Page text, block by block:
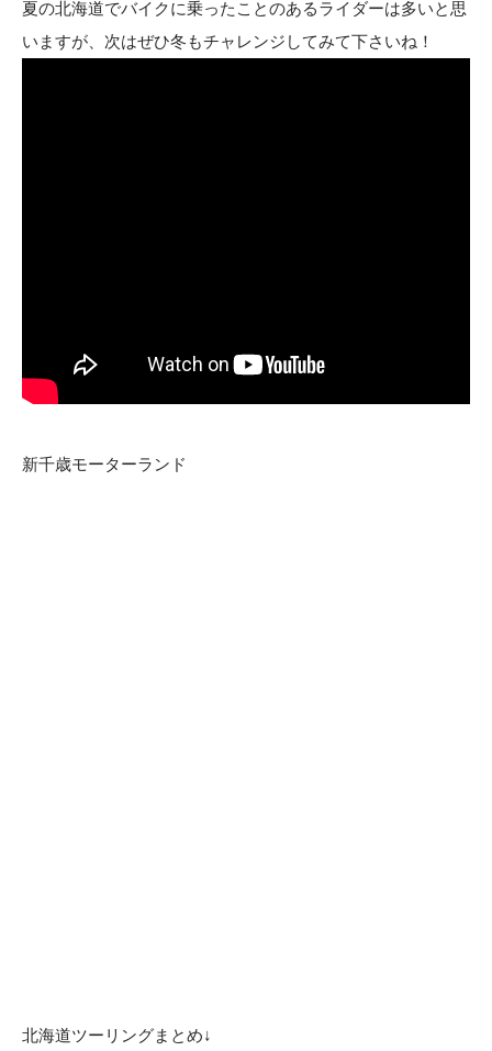
夏の北海道でバイクに乗ったことのあるライダーは多いと思
いますが、次はぜひ冬もチャレンジしてみて下さいね！
新千歳モーターランド
北海道ツーリングまとめ↓